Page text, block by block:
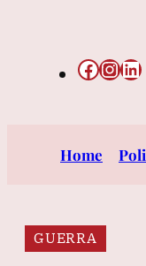
Home
GUERRA